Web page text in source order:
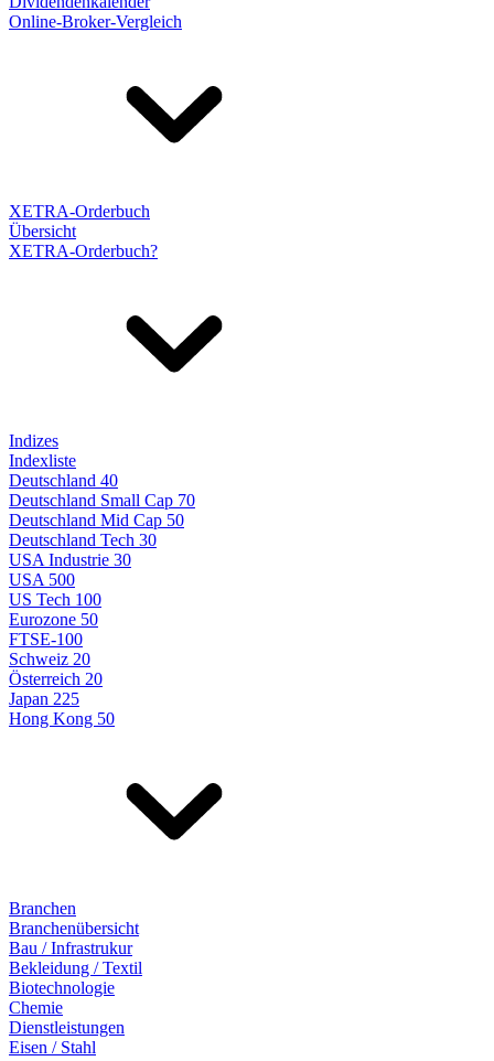
Online-Broker-Vergleich
XETRA-Orderbuch
Übersicht
XETRA-Orderbuch?
Indizes
Indexliste
Deutschland 40
Deutschland Small Cap 70
Deutschland Mid Cap 50
Deutschland Tech 30
USA Industrie 30
USA 500
US Tech 100
Eurozone 50
FTSE-100
Schweiz 20
Österreich 20
Japan 225
Hong Kong 50
Branchen
Branchenübersicht
Bau / Infrastrukur
Bekleidung / Textil
Biotechnologie
Chemie
Dienstleistungen
Eisen / Stahl